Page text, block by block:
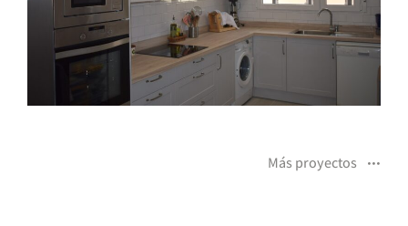
Más proyectos